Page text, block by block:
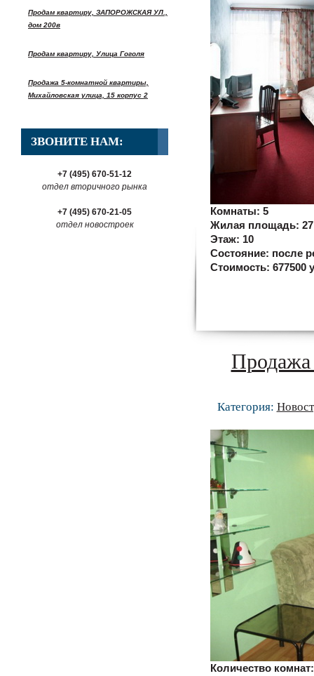
Продам квартиру, ЗАПОРОЖСКАЯ УЛ.,
дом 200в
Продам квартиру, Улица Гоголя
Продажа 5-комнатной квартиры,
Михайловская улица, 15 корпус 2
ЗВОНИТЕ НАМ:
+7 (495) 670-51-12
отдел вторичного рынка
+7 (495) 670-21-05
отдел новостроек
Комнаты: 5
Жилая площадь:
Этаж: 10
Состояние: после
Стоимость: 677500
Продажа
Категория:
Количество